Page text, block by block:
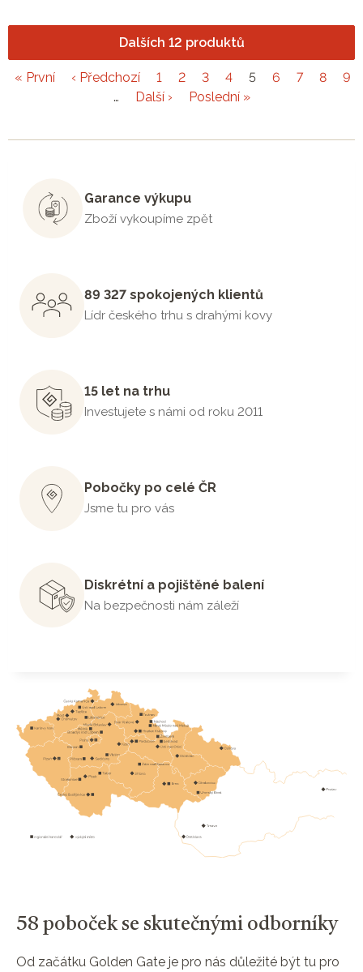
Dalších 12 produktů
« První ‹ Předchozí 1 2 3 4 5 6 7 8
9
…
Další › Poslední »
Garance výkupu
Zboží vykoupíme zpět
89 327 spokojených klientů
Lídr českého trhu s drahými kovy
15 let na trhu
Investujete s námi od roku 2011
Pobočky po celé ČR
Jsme tu pro vás
Diskrétní a pojištěné balení
Na bezpečnosti nám záleží
58 poboček se skutečnými odborníky
Od začátku Golden Gate je pro nás důležité být tu pro